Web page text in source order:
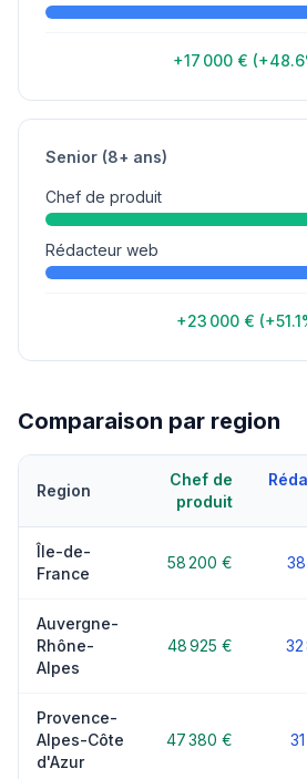
+17 000 €
Senior (8+ ans)
Chef de produit
Rédacteur web
+23 000 €
Comparaison par region
Region
Chef de
produit
Île-de-
France
58 200 €
Auvergne-
Rhône-
Alpes
48 925 €
Provence-
Alpes-Côte
d'Azur
47 380 €